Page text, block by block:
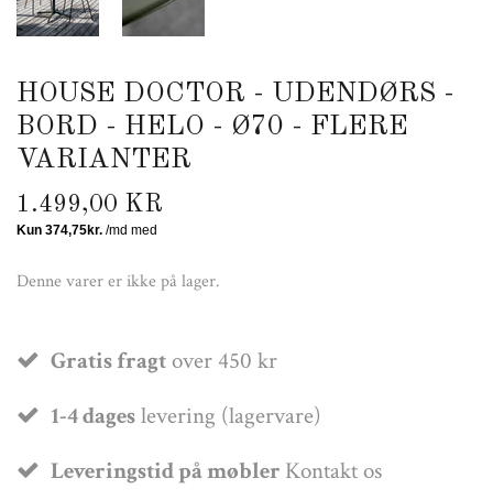
HOUSE DOCTOR - UDENDØRS -
BORD - HELO - Ø70 - FLERE
VARIANTER
1.499,00 KR
Denne varer er ikke på lager.
Gratis fragtover 450 kr
1-4 dageslevering (lagervare)
Leveringstid på møbler Kontakt os